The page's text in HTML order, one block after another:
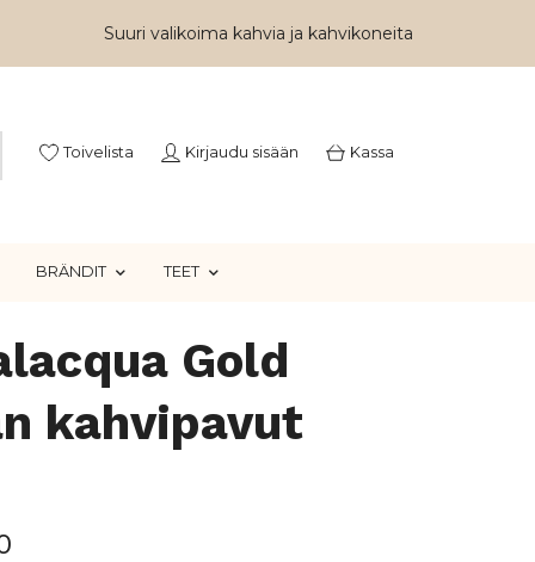
Suuri valikoima kahvia ja kahvikoneita
Toivelista Kirjaudu sisään Kassa
BRÄNDIT TEET
Gold
kahvipavut